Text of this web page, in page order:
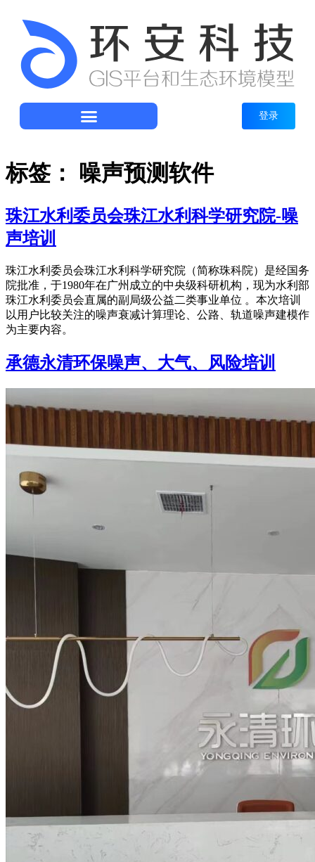
登录
标签： 噪声预测软件
珠江水利委员会珠江水利科学研究院-噪
声培训
珠江水利委员会珠江水利科学研究院（简称珠科院）是经国务
院批准，于1980年在广州成立的中央级科研机构，现为水利部
珠江水利委员会直属的副局级公益二类事业单位 。本次培训
以用户比较关注的噪声衰减计算理论、公路、轨道噪声建模作
为主要内容。
承德永清环保噪声、大气、风险培训